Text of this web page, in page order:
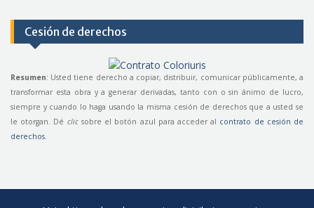
Cesión de derechos
Resumen: Usted tiene derecho a copiar, distribuir, comunicar públicamente, a
transformar esta obra y a generar derivadas, tanto con o sin ánimo de lucro,
siempre y cuando lo haga usando la misma cesión de derechos que a usted se
le otorgan. Dé clicsobre el botón azul para acceder al contrato de cesión de
derechos.